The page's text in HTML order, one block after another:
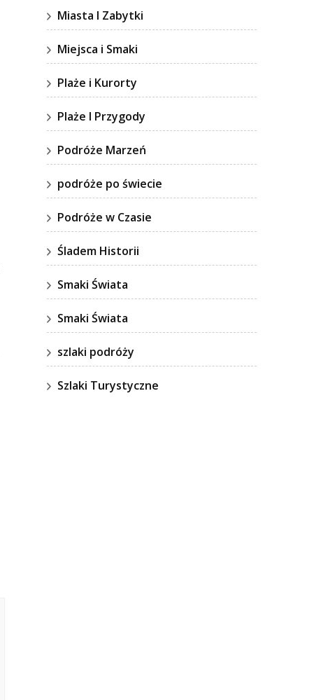
Miasta I Zabytki
Miejsca i Smaki
Plaże i Kurorty
Plaże I Przygody
Podróże Marzeń
podróże po świecie
Podróże w Czasie
Śladem Historii
Smaki Świata
Smaki Świata
szlaki podróży
Szlaki Turystyczne